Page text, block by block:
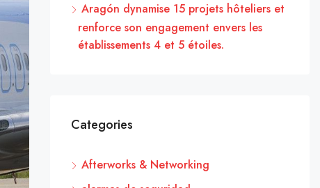
Aragón dynamise 15 projets hôteliers et
renforce son engagement envers les
établissements 4 et 5 étoiles.
Categories
Afterworks & Networking